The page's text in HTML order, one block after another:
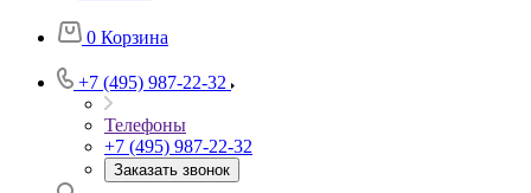
0 Корзина
+7 (495) 987-22-32
Телефоны
+7 (495) 987-22-32
Заказать звонок